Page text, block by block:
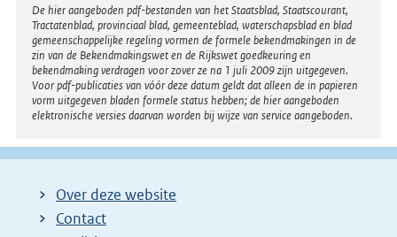
Disclaimer
De hier aangeboden pdf-bestanden van het Staatsblad, Staatscourant,
Tractatenblad, provinciaal blad, gemeenteblad, waterschapsblad en blad
gemeenschappelijke regeling vormen de formele bekendmakingen in de
zin van de Bekendmakingswet en de Rijkswet goedkeuring en
bekendmaking verdragen voor zover ze na 1 juli 2009 zijn uitgegeven.
Voor pdf-publicaties van vóór deze datum geldt dat alleen de in papieren
vorm uitgegeven bladen formele status hebben; de hier aangeboden
elektronische versies daarvan worden bij wijze van service aangeboden.
Over deze website
Contact